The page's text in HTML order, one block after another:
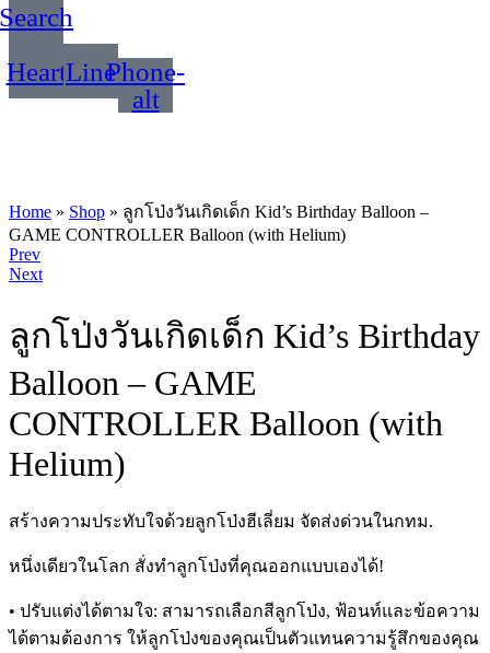
Search
HeartLinePhone-
alt
Home » Shop » ลูกโป่งวันเกิดเด็ก Kid’s Birthday Balloon –
GAME CONTROLLER Balloon (with Helium)
Product
navigation
Prev
Next
ลูกโป่งวันเกิดเด็ก Kid’s Birthday
Balloon – GAME
CONTROLLER Balloon (with
Helium)
สร้างความประทับใจด้วยลูกโป่งฮีเลี่ยม จัดส่งด่วนในกทม.
หนึ่งเดียวในโลก สั่งทำลูกโป่งที่คุณออกแบบเองได้!
• ปรับแต่งได้ตามใจ: สามารถเลือกสีลูกโป่ง, ฟ้อนท์และข้อความ
ได้ตามต้องการ ให้ลูกโป่งของคุณเป็นตัวแทนความรู้สึกของคุณ